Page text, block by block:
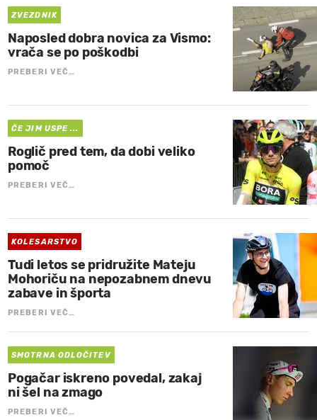
ZVEZDNIK
Naposled dobra novica za Vismo:
vrača se po poškodbi
PREBERI VEČ…
ČE JIM USPE ...
Roglič pred tem, da dobi veliko
pomoč
PREBERI VEČ…
KOLESARSTVO
Tudi letos se pridružite Mateju
Mohoriču na nepozabnem dnevu
zabave in športa
PREBERI VEČ…
SMOTRNA ODLOČITEV
Pogačar iskreno povedal, zakaj
ni šel na zmago
PREBERI VEČ…